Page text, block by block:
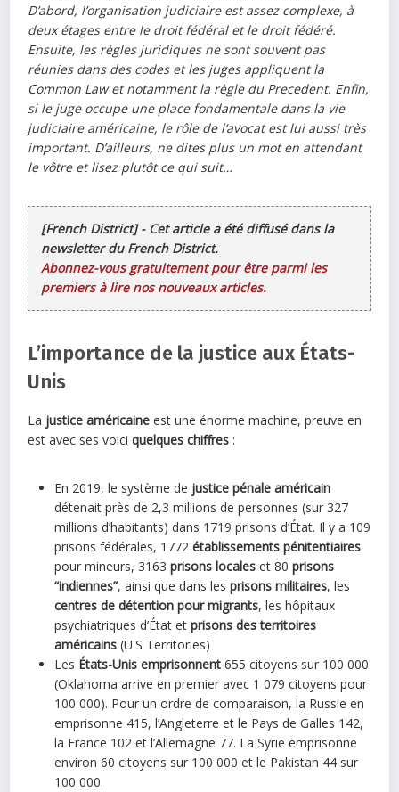
D’abord, l’organisation judiciaire est assez complexe, à
deux étages entre le droit fédéral et le droit fédéré.
Ensuite, les règles juridiques ne sont souvent pas
réunies dans des codes et les juges appliquent la
Common Lawet notamment la règle du Precedent. Enfin,
si le juge occupe une place fondamentale dans la vie
judiciaire américaine, le rôle de l‘avocat est lui aussi très
important. D’ailleurs, ne dites plus un mot en attendant
le vôtre et lisez plutôt ce qui suit…
[French District] - Cet article a été diffusé dans la
newsletter du French District.
Abonnez-vous gratuitement pour être parmi les
premiers à lire nos nouveaux articles.
L’importance de la justice aux États-
Unis
La justice américaine est une énorme machine, preuve en
est avec ses voiciquelques chiffres :
En 2019, le système de justice pénale américain
détenait près de 2,3 millions de personnes (sur 327
millions d’habitants) dans 1719 prisons d’État. Il y a 109
prisons fédérales, 1772établissements pénitentiaires
pour mineurs, 3163prisons locales et 80prisons
“indiennes”, ainsi que dans lesprisons militaires, les
centres de détention pour migrants, les hôpitaux
psychiatriques d’État et prisons des territoires
américains (U.S Territories)
Les États-Unis emprisonnent 655 citoyens sur 100 000
(Oklahoma arrive en premier avec 1 079 citoyens pour
100 000). Pour un ordre de comparaison, la Russie en
emprisonne 415, l’Angleterre et le Pays de Galles 142,
la France 102 et l’Allemagne 77. La Syrie emprisonne
environ 60 citoyens sur 100 000 et le Pakistan 44 sur
100 000.